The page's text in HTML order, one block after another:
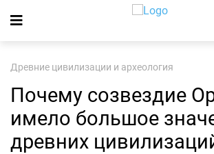
Древние цивилизации и археология
Почему созвездие
имело большое
древних